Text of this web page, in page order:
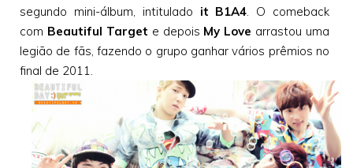
segundo mini-álbum, intitulado it B1A4 . O comeback
com Beautiful Target e depois My Love arrastou uma
legião de fãs, fazendo o grupo ganhar vários prêmios no
final de 2011.